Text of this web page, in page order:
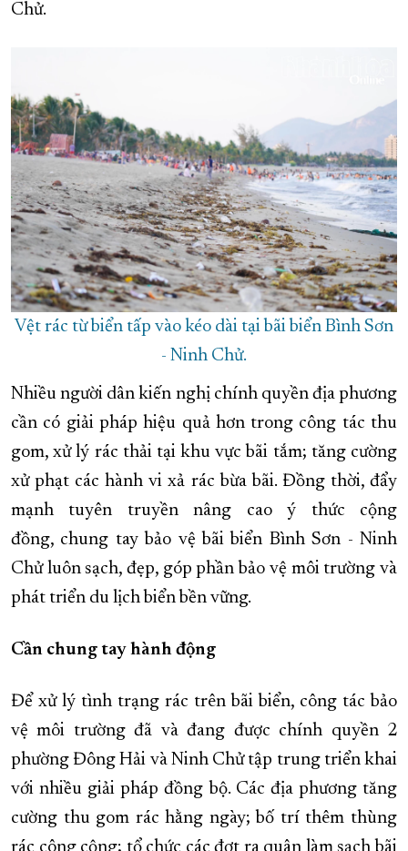
Chử.
Vệt rác từ biển tấp vào kéo dài tại bãi biển Bình Sơn
- Ninh Chử.
Nhiều người dân kiến nghị chính quyền địa phương
cần có giải pháp hiệu quả hơn trong công tác thu
gom, xử lý rác thải tại khu vực bãi tắm; tăng cường
xử phạt các hành vi xả rác bừa bãi. Đồng thời, đẩy
mạnh tuyên truyền nâng cao ý thức cộng
đồng, chung tay bảo vệ bãi biển Bình Sơn - Ninh
Chử luôn sạch, đẹp, góp phần bảo vệ môi trường và
phát triển du lịch biển bền vững.
Cần chung tay hành động
Để xử lý tình trạng rác trên bãi biển, công tác bảo
vệ môi trường đã và đang được chính quyền 2
phường Đông Hải và Ninh Chử tập trung triển khai
với nhiều giải pháp đồng bộ. Các địa phương tăng
cường thu gom rác hằng ngày; bố trí thêm thùng